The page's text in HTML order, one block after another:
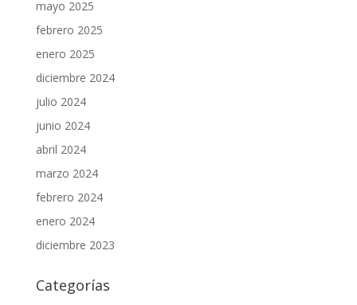
mayo 2025
febrero 2025
enero 2025
diciembre 2024
julio 2024
junio 2024
abril 2024
marzo 2024
febrero 2024
enero 2024
diciembre 2023
Categorías